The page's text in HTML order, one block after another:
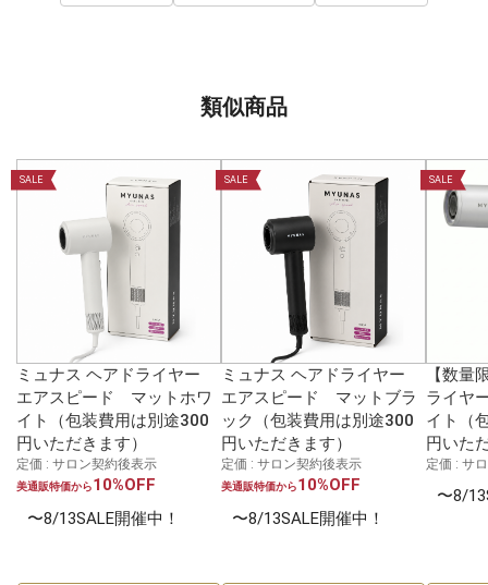
類似商品
SALE
ミュナス ヘアドライヤー
エアスピード マットホワ
イト（包装費用は別途300
円いただきます）
定価 : サロン契約後表示
美通販特価から10%OFF
〜8/13SALE開催中！
SALE
ミュナス ヘアドライヤー
エアスピード マットブラ
ック（包装費用は別途300
円いただきます）
定価 : サロン契約後表示
美通販特価から10%OFF
〜8/13SALE開催中！
SALE
【数量
ライヤ
イト（
円いた
定価 : サ
〜8/